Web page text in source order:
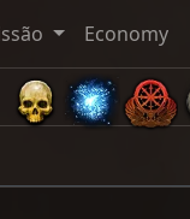
Economy